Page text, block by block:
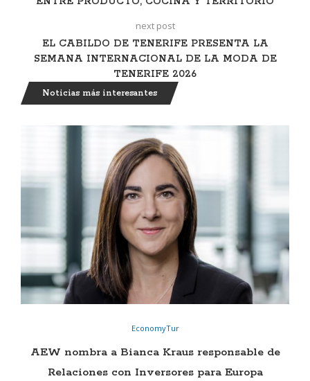
next post
EL CABILDO DE TENERIFE PRESENTA LA
SEMANA INTERNACIONAL DE LA MODA DE
TENERIFE 2026
Noticias más interesantes
EconomyTur
AEW nombra a Bianca Kraus responsable de
Relaciones con Inversores para Europa